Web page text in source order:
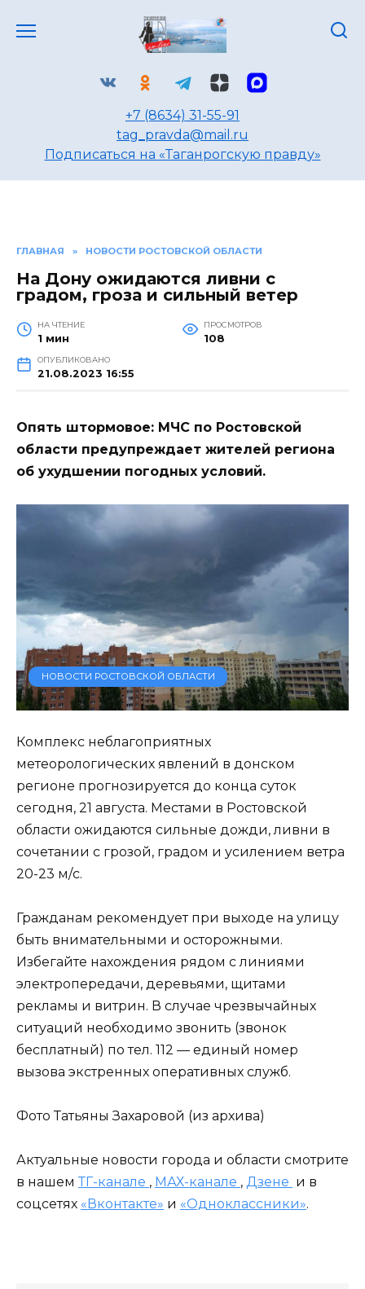
+7 (8634) 31-55-91
tag_pravda@mail.ru
Подписаться на «Таганрогскую правду»
ГЛАВНАЯ » НОВОСТИ РОСТОВСКОЙ ОБЛАСТИ
На Дону ожидаются ливни с
градом, гроза и сильный ветер
НА ЧТЕНИЕ
1 мин
ПРОСМОТРОВ
108
ОПУБЛИКОВАНО
21.08.2023 16:55
Опять штормовое: МЧС по Ростовской
области предупреждает жителей региона
об ухудшении погодных условий.
НОВОСТИ РОСТОВСКОЙ ОБЛАСТИ
Комплекс неблагоприятных
метеорологических явлений в донском
регионе прогнозируется до конца суток
сегодня, 21 августа. Местами в Ростовской
области ожидаются сильные дожди, ливни в
сочетании с грозой, градом и усилением ветра
20-23 м/с.
Гражданам рекомендует при выходе на улицу
быть внимательными и осторожными.
Избегайте нахождения рядом с линиями
электропередачи, деревьями, щитами
рекламы и витрин. В случае чрезвычайных
ситуаций необходимо звонить (звонок
бесплатный) по тел. 112 — единый номер
вызова экстренных оперативных служб.
Фото Татьяны Захаровой (из архива)
Актуальные новости города и области смотрите
в нашем ТГ-канале , МАХ-канале , Дзене и в
соцсетях «Вконтакте» и «Одноклассники».